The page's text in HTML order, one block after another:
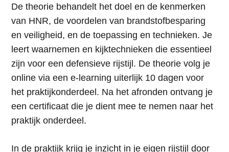
De theorie behandelt het doel en de kenmerken
van HNR, de voordelen van brandstofbesparing
en veiligheid, en de toepassing en technieken. Je
leert waarnemen en kijktechnieken die essentieel
zijn voor een defensieve rijstijl. De theorie volg je
online via een e-learning uiterlijk 10 dagen voor
het praktijkonderdeel. Na het afronden ontvang je
een certificaat die je dient mee te nemen naar het
praktijk onderdeel.
In de praktijk krijg je inzicht in je eigen rijstijl door